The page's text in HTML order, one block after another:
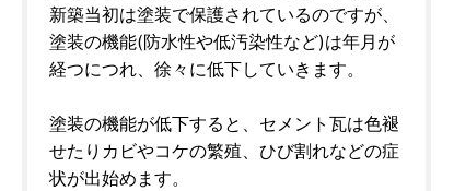
新築当初は塗装で保護されているのですが、
塗装の機能(防水性や低汚染性など)は年月が
経つにつれ、徐々に低下していきます。
塗装の機能が低下すると、セメント瓦は色褪
せたりカビやコケの繁殖、ひび割れなどの症
状が出始めます。